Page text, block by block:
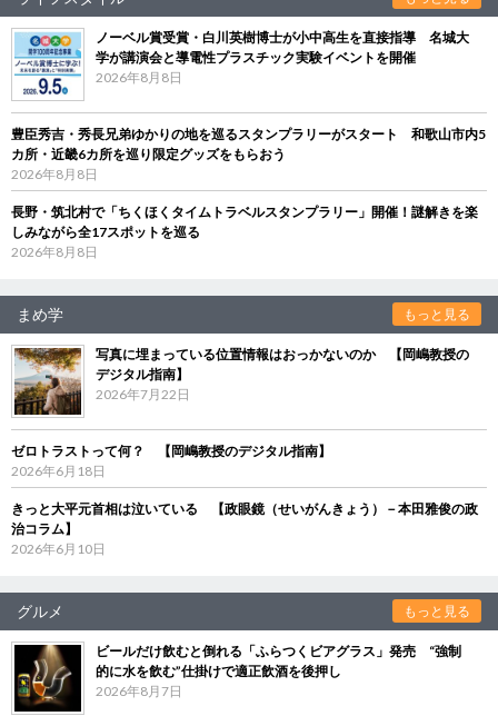
ノーベル賞受賞・白川英樹博士が小中高生を直接指導 名城大
学が講演会と導電性プラスチック実験イベントを開催
2026年8月8日
豊臣秀吉・秀長兄弟ゆかりの地を巡るスタンプラリーがスタート 和歌山市内5
カ所・近畿6カ所を巡り限定グッズをもらおう
2026年8月8日
長野・筑北村で「ちくほくタイムトラベルスタンプラリー」開催！謎解きを楽
しみながら全17スポットを巡る
2026年8月8日
まめ学 もっと見る
写真に埋まっている位置情報はおっかないのか 【岡嶋教授の
デジタル指南】
2026年7月22日
ゼロトラストって何？ 【岡嶋教授のデジタル指南】
2026年6月18日
きっと大平元首相は泣いている 【政眼鏡（せいがんきょう）－本田雅俊の政
治コラム】
2026年6月10日
グルメ もっと見る
ビールだけ飲むと倒れる「ふらつくビアグラス」発売 “強制
的に水を飲む”仕掛けで適正飲酒を後押し
2026年8月7日